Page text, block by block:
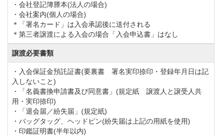
・会社登記簿謄本(法人の場合)
・会社案内(個人の場合)
＊「署名カード」は入会承認後に送付される
＊第三者譲渡による入会の場合「入会申込書」はなし
譲渡必要書類
・入会保証金預託証書(要裏書 署名実印捺印・登録年月日は記
入しないこと)
・「名義書換申請書及び同意書」(規定紙 譲渡人と譲受人共
用・実印捺印)
・「退会届／紛失届」(規定紙)
・バッグタッグ、ヘッドピン(紛失届は上記の用紙を使用)
・印鑑証明書(半年以内)